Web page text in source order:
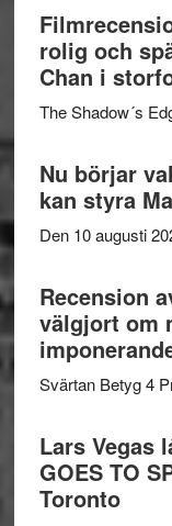
rolig och
Chan i
The Shadow´s
Nu börjar
kan styra
Den 10 augusti
Recension
välgjort om
Svärtan Betyg 4
Lars Vegas
GOES TO
Toronto